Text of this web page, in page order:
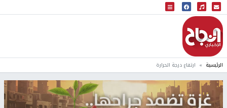
البث المباشر
إذاعة النجاح
الرئيسية ارتفاع درجة الحرارة